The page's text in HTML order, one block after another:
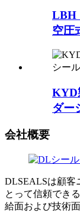
LBH
空圧
KYD
ダー
会社概要
DLSEALSは顧客
とって信頼でき
給面および技術